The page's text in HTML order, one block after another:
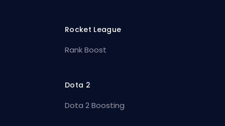
Rocket League
Rank Boost
Dota 2
Dota 2 Boosting